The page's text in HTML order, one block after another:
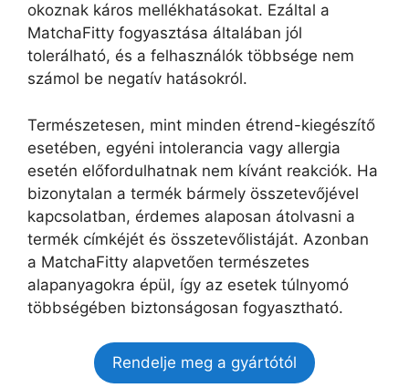
okoznak káros mellékhatásokat. Ezáltal a
MatchaFitty fogyasztása általában jól
tolerálható, és a felhasználók többsége nem
számol be negatív hatásokról.
Természetesen, mint minden étrend-kiegészítő
esetében, egyéni intolerancia vagy allergia
esetén előfordulhatnak nem kívánt reakciók. Ha
bizonytalan a termék bármely összetevőjével
kapcsolatban, érdemes alaposan átolvasni a
termék címkéjét és összetevőlistáját. Azonban
a MatchaFitty alapvetően természetes
alapanyagokra épül, így az esetek túlnyomó
többségében biztonságosan fogyasztható.
Rendelje meg a gyártótól